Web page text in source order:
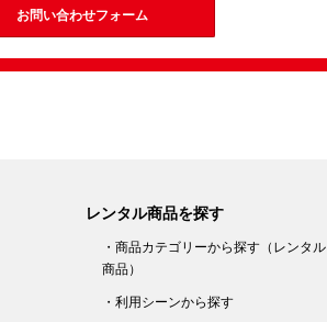
お問い合わせフォーム
レンタル商品を探す
・商品カテゴリーから探す（レンタル
商品）
・利用シーンから探す